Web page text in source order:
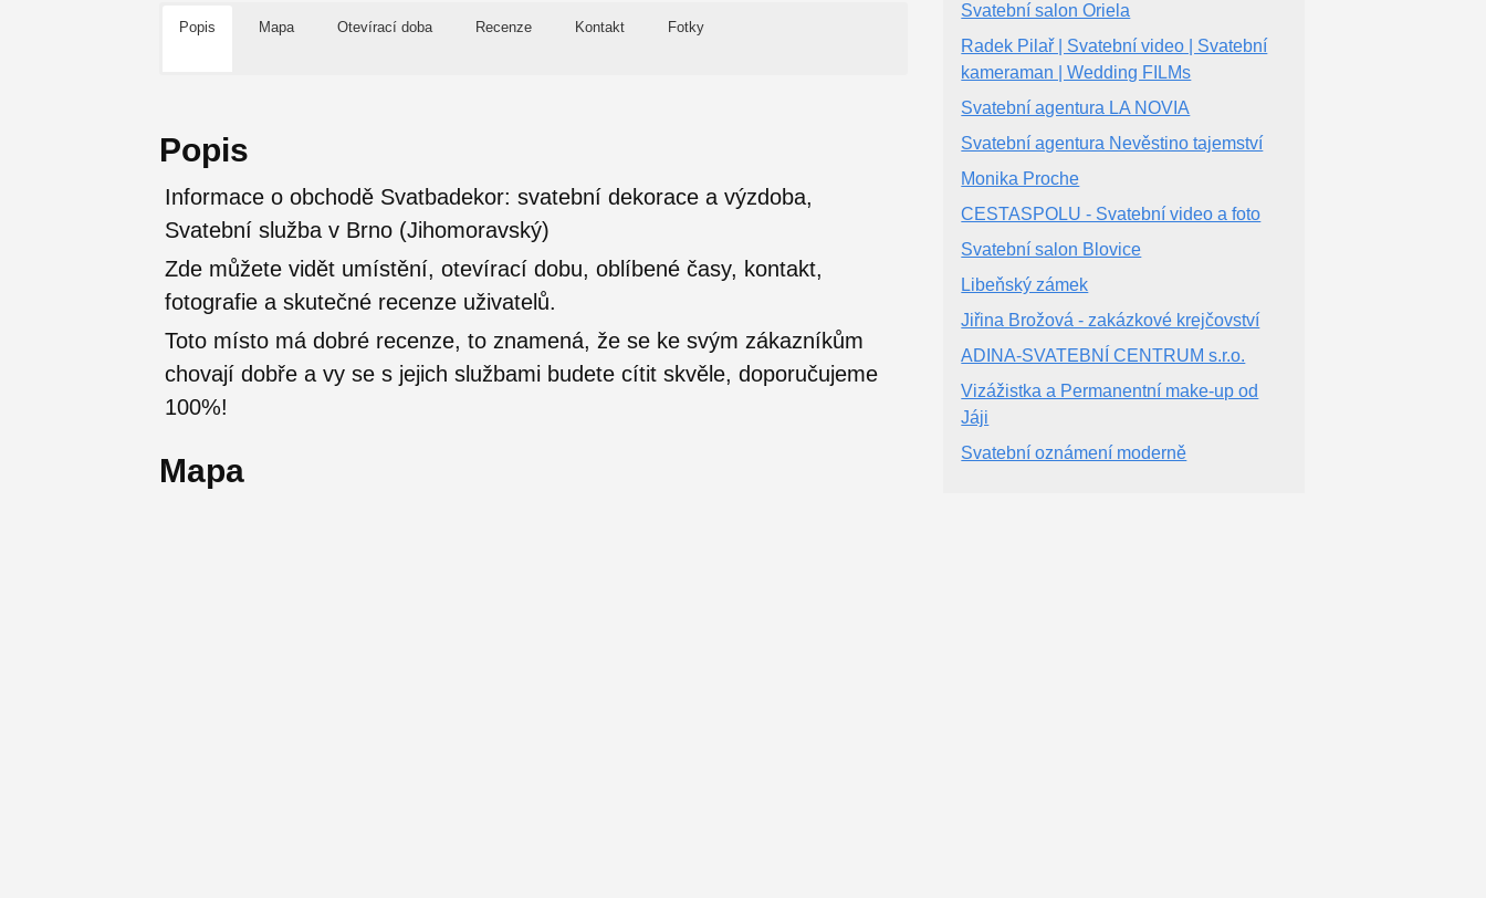
Popis Mapa Otevírací doba Recenze Kontakt Fotky
Popis
Informace o obchodě Svatbadekor: svatební dekorace a výzdoba,
Svatební služba v Brno (Jihomoravský)
Zde můžete vidět umístění, otevírací dobu, oblíbené časy, kontakt,
fotografie a skutečné recenze uživatelů.
Toto místo má dobré recenze, to znamená, že se ke svým zákazníkům
chovají dobře a vy se s jejich službami budete cítit skvěle, doporučujeme
100%!
Mapa
Svatební salon Oriela
Radek Pilař | Svatební video | Svatební
kameraman | Wedding FILMs
Svatební agentura LA NOVIA
Svatební agentura Nevěstino tajemství
Monika Proche
CESTASPOLU - Svatební video a foto
Svatební salon Blovice
Libeňský zámek
Jiřina Brožová - zakázkové krejčovství
ADINA-SVATEBNÍ CENTRUM s.r.o.
Vizážistka a Permanentní make-up od
Jáji
Svatební oznámení moderně